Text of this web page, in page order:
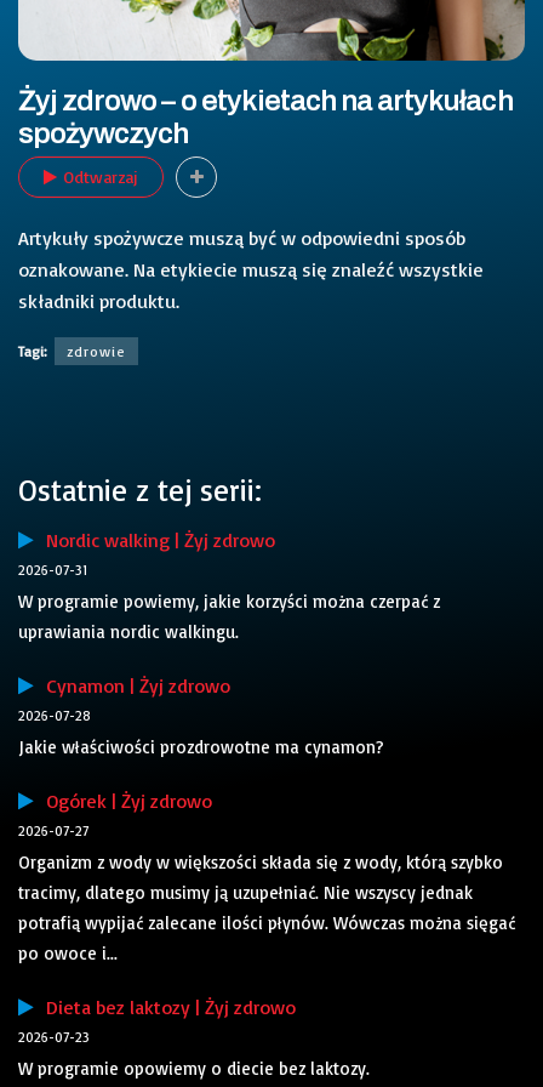
Żyj zdrowo – o etykietach na artykułach
spożywczych
Odtwarzaj
Artykuły spożywcze muszą być w odpowiedni sposób
oznakowane. Na etykiecie muszą się znaleźć wszystkie
składniki produktu.
Tagi: zdrowie
Ostatnie z tej serii:
Nordic walking | Żyj zdrowo
2026-07-31
W programie powiemy, jakie korzyści można czerpać z
uprawiania nordic walkingu.
Cynamon | Żyj zdrowo
2026-07-28
Jakie właściwości prozdrowotne ma cynamon?
Ogórek | Żyj zdrowo
2026-07-27
Organizm z wody w większości składa się z wody, którą szybko
tracimy, dlatego musimy ją uzupełniać. Nie wszyscy jednak
potrafią wypijać zalecane ilości płynów. Wówczas można sięgać
po owoce i...
Dieta bez laktozy | Żyj zdrowo
2026-07-23
W programie opowiemy o diecie bez laktozy.